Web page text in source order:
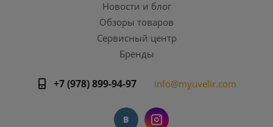
Новости и блог
Обзоры товаров
Сервисный центр
Бренды
+7 (978) 899-94-97 info@myuvelir.com